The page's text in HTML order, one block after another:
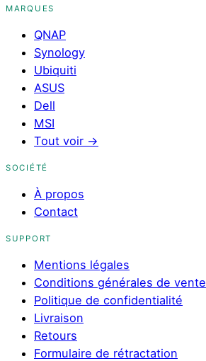
MARQUES
QNAP
Synology
Ubiquiti
ASUS
Dell
MSI
Tout voir →
SOCIÉTÉ
À propos
Contact
SUPPORT
Mentions légales
Conditions générales de vente
Politique de confidentialité
Livraison
Retours
Formulaire de rétractation